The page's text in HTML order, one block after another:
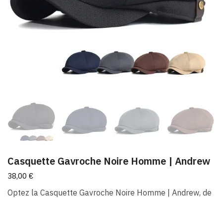
Casquette Gavroche Noire Homme | Andrew
38,00 €
Optez la Casquette Gavroche Noire Homme | Andrew, de